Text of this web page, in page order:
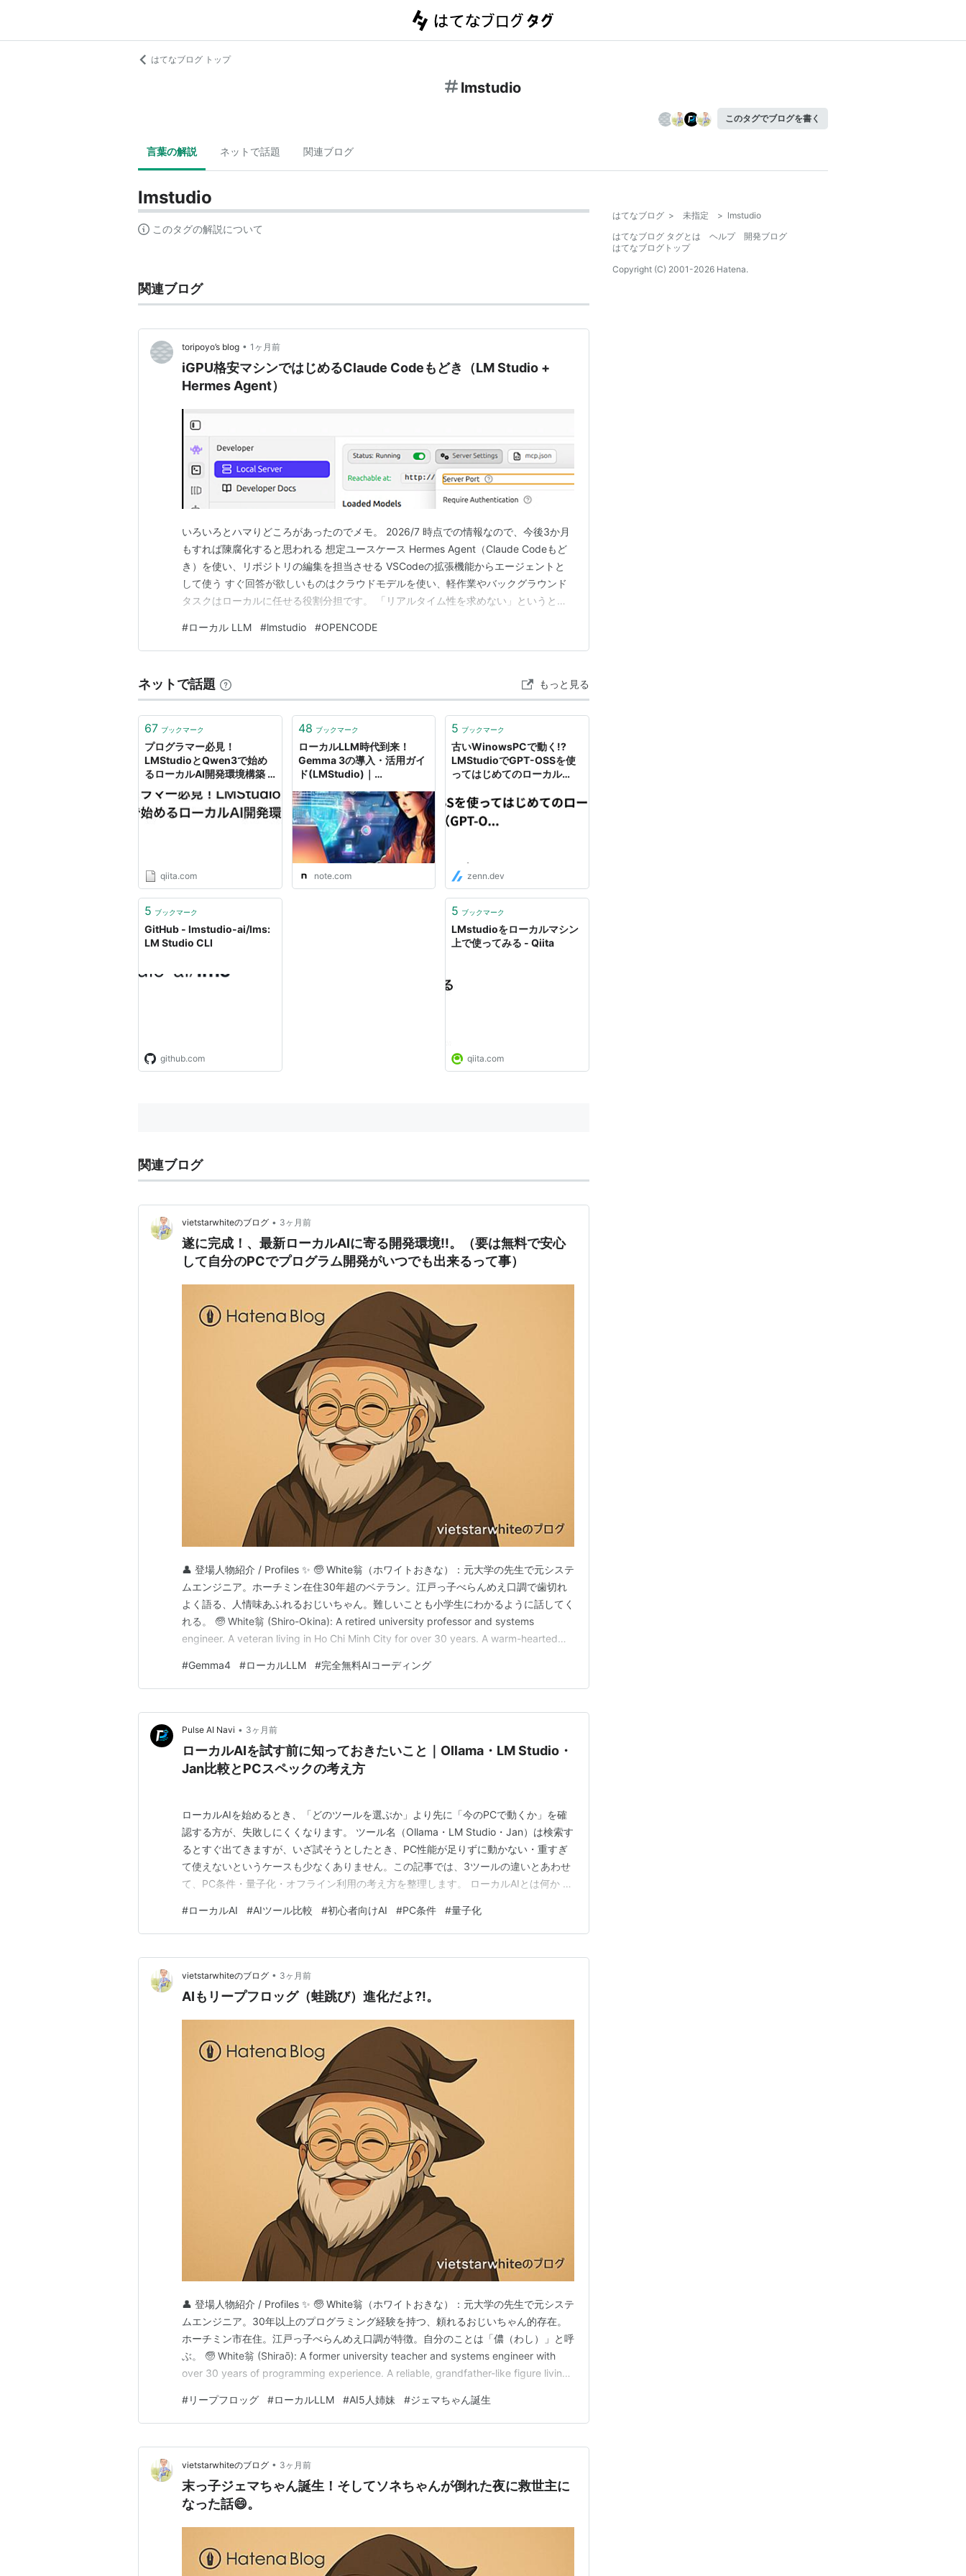
はてなブログ トップ
lmstudio
このタグでブログを書く
言葉の解説 ネットで話題 関連ブログ
lmstudio
このタグの解説について
関連ブログ
toripoyo’s blog • 1ヶ月前
iGPU格安マシンではじめるClaude Codeもどき（LM Studio +
Hermes Agent）
いろいろとハマりどころがあったのでメモ。 2026/7 時点での情報なので、今後3か月
もすれば陳腐化すると思われる 想定ユースケース Hermes Agent（Claude Codeもど
き）を使い、リポジトリの編集を担当させる VSCodeの拡張機能からエージェントと
して使う すぐ回答が欲しいものはクラウドモデルを使い、軽作業やバックグラウンド
タスクはローカルに任せる役割分担です。 「リアルタイム性を求めない」というとこ
搭載の64GBマシンを選びました。 iGPUがそれなりに強力なマシンなら何でもいい…
#ローカル LLM #lmstudio #OPENCODE
ネットで話題 もっと見る
67 ブックマーク
プログラマー必見！
LMStudioとQwen3で始め
るローカルAI開発環境構築 -
qiita.com
48 ブックマーク
ローカルLLM時代到来！
Gemma 3の導入・活用ガイ
ド(LMStudio)｜
note.com
5 ブックマーク
古いWinowsPCで動く!?
LMStudioでGPT-OSSを使
ってはじめてのローカル
zenn.dev
5 ブックマーク
GitHub - lmstudio-ai/lms:
LM Studio CLI
github.com
5 ブックマーク
LMstudioをローカルマシン
上で使ってみる - Qiita
qiita.com
関連ブログ
vietstarwhiteのブログ • 3ヶ月前
遂に完成！、最新ローカルAIに寄る開発環境!!。（要は無料で安心
して自分のPCでプログラム開発がいつでも出来るって事）
👤 登場人物紹介 / Profiles ✨ 🧓 White翁（ホワイトおきな）：元大学の先生で元システ
ムエンジニア。ホーチミン在住30年超のベテラン。江戸っ子べらんめえ口調で歯切れ
よく語る、人情味あふれるおじいちゃん。難しいことも小学生にわかるように話してく
れる。 🧓 White翁 (Shiro-Okina): A retired university professor and systems
engineer. A veteran living in Ho Chi Minh City for over 30 years. A warm-hearted
#Gemma4 #ローカルLLM #完全無料AIコーディング
Pulse AI Navi • 3ヶ月前
ローカルAIを試す前に知っておきたいこと｜Ollama・LM Studio・
Jan比較とPCスペックの考え方
ローカルAIを始めるとき、「どのツールを選ぶか」より先に「今のPCで動くか」を確
認する方が、失敗しにくくなります。 ツール名（Ollama・LM Studio・Jan）は検索す
るとすぐ出てきますが、いざ試そうとしたとき、PC性能が足りずに動かない・重すぎ
て使えないというケースも少なくありません。この記事では、3ツールの違いとあわせ
て、PC条件・量子化・オフライン利用の考え方を整理します。 ローカルAIとは何か ロ
ChatGPTやClaudeはインターネット経由でサーバー上のAIに質問する仕組みです。ロ
ーカルAIは、…
#ローカルAI #AIツール比較 #初心者向けAI #PC条件 #量子化
vietstarwhiteのブログ • 3ヶ月前
AIもリープフロッグ（蛙跳び）進化だよ?!。
👤 登場人物紹介 / Profiles ✨ 🧓 White翁（ホワイトおきな）：元大学の先生で元システ
ムエンジニア。30年以上のプログラミング経験を持つ、頼れるおじいちゃん的存在。
ホーチミン市在住。江戸っ子べらんめえ口調が特徴。自分のことは「儂（わし）」と呼
ぶ。 🧓 White翁 (Shiraō): A former university teacher and systems engineer with
over 30 years of programming experience. A reliable, grandfather-like figure living
#リープフロッグ #ローカルLLM #AI5人姉妹 #ジェマちゃん誕生
vietstarwhiteのブログ • 3ヶ月前
末っ子ジェマちゃん誕生！そしてソネちゃんが倒れた夜に救世主に
なった話😄。
はてなブログ > 未指定 > lmstudio
はてなブログ タグとは
ヘルプ
開発ブログ
はてなブログトップ
Copyright (C) 2001-2026 Hatena.